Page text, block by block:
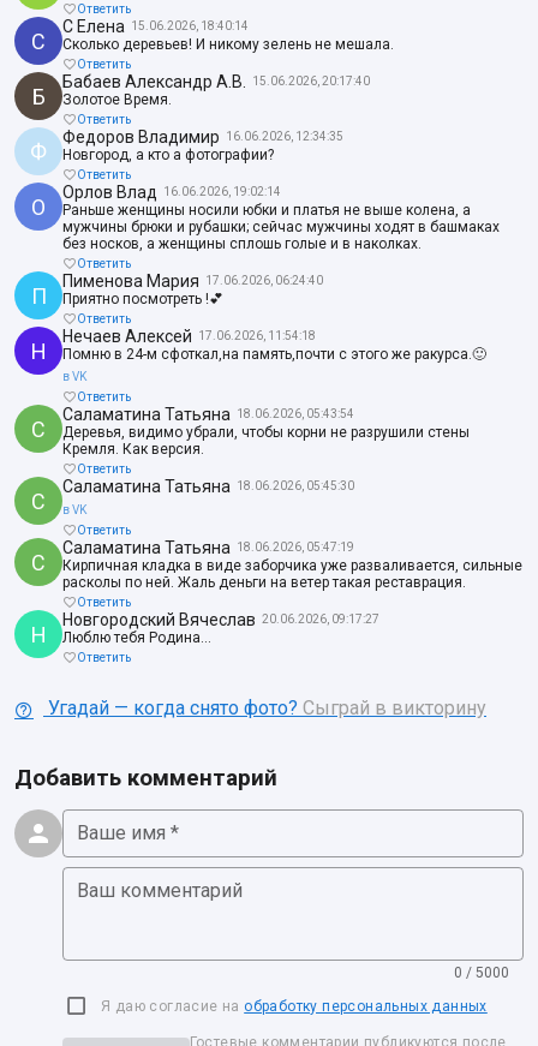
Ответить
С
С Елена 15.06.2026, 18:40:14
Сколько деревьев! И никому зелень не мешала.
Ответить
Б
Бабаев Александр А.В. 15.06.2026, 20:17:40
Золотое Время.
Ответить
Ф
Федоров Владимир 16.06.2026, 12:34:35
Новгород, а кто а фотографии?
Ответить
О
Орлов Влад 16.06.2026, 19:02:14
Раньше женщины носили юбки и платья не выше колена, а
мужчины брюки и рубашки; сейчас мужчины ходят в башмаках
без носков, а женщины сплошь голые и в наколках.
Ответить
П
Пименова Мария 17.06.2026, 06:24:40
Приятно посмотреть !💕
Ответить
Н
Нечаев Алексей 17.06.2026, 11:54:18
Помню в 24-м сфоткал,на память,почти с этого же ракурса.🙂
в VK
Ответить
С
Саламатина Татьяна 18.06.2026, 05:43:54
Деревья, видимо убрали, чтобы корни не разрушили стены
Кремля. Как версия.
Ответить
С
Саламатина Татьяна 18.06.2026, 05:45:30
в VK
Ответить
С
Саламатина Татьяна 18.06.2026, 05:47:19
Кирпичная кладка в виде заборчика уже разваливается, сильные
расколы по ней. Жаль деньги на ветер такая реставрация.
Ответить
Н
Новгородский Вячеслав 20.06.2026, 09:17:27
Люблю тебя Родина...
Ответить
Угадай — когда снято фото? Сыграй в викторину
Добавить комментарий
Ваше имя *
Ваш комментарий
0 / 5000
Я даю согласие на обработку персональных данных